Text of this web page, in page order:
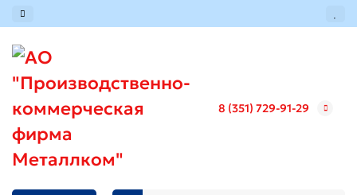
8 (351) 729-91-29